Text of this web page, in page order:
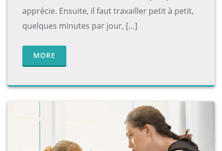
apprécie. Ensuite, il faut travailler petit à petit,
quelques minutes par jour, […]
MORE